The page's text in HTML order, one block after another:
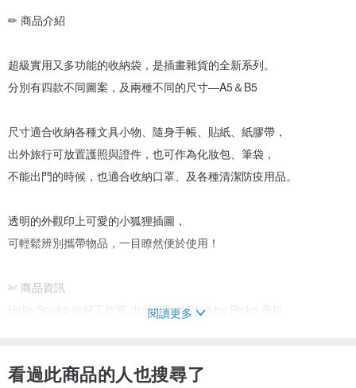
✏ 商品介紹
超級實用又多功能的收納袋，是插畫雜貨的全新系列。
分別有四款不同圖案，及兩種不同的尺寸—A5＆B5
尺寸適合收納各種文具小物、隨身手帳、貼紙、紙膠帶，
出外旅行可放置護照與證件，也可作為化妝包、筆袋，
不能出門的時候，也適合收納口罩、及各種清潔防疫用品。
透明的外觀印上可愛的小狐狸插圖，
可輕鬆辨別攜帶物品，一目瞭然便於使用！
✄ 商品資訊
Hello Studio 你好工作室 出品 / Illustrated by Reiko 壘摳
Made in Taiwan
閱讀更多
看過此商品的人也搜尋了